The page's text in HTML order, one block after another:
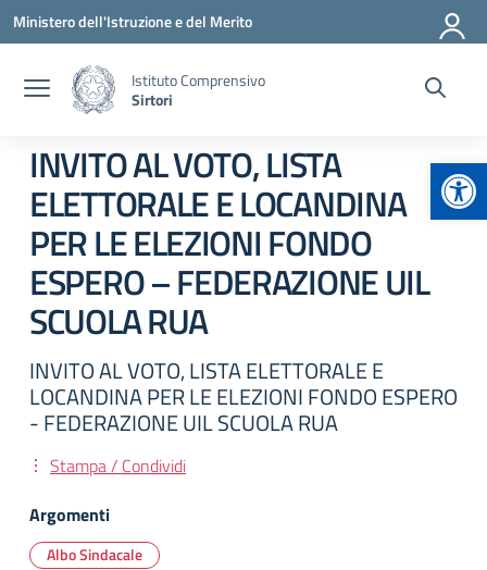
Vai ai contenuti
Vai al menu di navigazione
Vai al footer
Ministero dell'Istruzione e del Merito
Istituto Comprensivo
Sirtori
INVITO AL VOTO, LISTA
ELETTORALE E LOCANDINA
PER LE ELEZIONI FONDO
ESPERO – FEDERAZIONE UIL
SCUOLA RUA
INVITO AL VOTO, LISTA ELETTORALE E
LOCANDINA PER LE ELEZIONI FONDO ESPERO
- FEDERAZIONE UIL SCUOLA RUA
Stampa / Condividi
Argomenti
Albo Sindacale